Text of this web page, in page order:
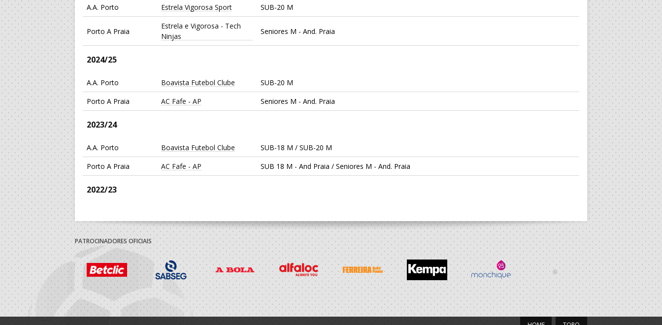
A.A. Porto
Estrela Vigorosa Sport SUB-20 M
Porto A Praia
Estrela e Vigorosa - Tech
Ninjas
Seniores M - And. Praia
2024/25
A.A. Porto Boavista Futebol Clube
SUB-20 M
Porto A Praia
AC Fafe - AP Seniores M - And. Praia
2023/24
A.A. Porto Boavista Futebol Clube
SUB-18 M / SUB-20 M
Porto A Praia
AC Fafe - AP SUB 18 M - And Praia / Seniores M - And. Praia
2022/23
A.A. Porto
Academica Maia -
Universidade Maia
SUB-18 M / SUB-20 M
Porto A Praia
Dac/Chelsea Beach
Handball - AP
SUB 18 M - And Praia / Seniores M - And. Praia
2021/22
Porto A Praia
Dac/Chelsea Beach
Handball - AP
SUB 16 M - And Praia / SUB 18 M - And Praia
PATROCINADORES OFICIAIS